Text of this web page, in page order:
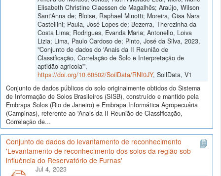
Elisabeth Christine Claessen de Magalhẽs; Araújo, Wilson
Sant'Anna de; Bloise, Raphael Minotti; Moreira, Gisa Nara
Castellini; Paula, José Lopes de; Bezerra, Therezinha da
Costa Lima; Rodrigues, Evanda Maria; Antonello, Loiva
Lizia; Lima, Paulo Cardoso de; Pinto, José da Silva, 2023,
"Conjunto de dados do 'Anais da II Reunião de
Classificação, Correlação de Solo e Interpretação de
aptidão agrícola'",
https://doi.org/10.60502/SoilData/RNI0JY, SoilData, V1
Conjunto de dados públicos do solo originalmente obtidos do Sistema
de Informação de Solos Brasileiros (SISB), construído e mantido pela
Embrapa Solos (Rio de Janeiro) e Embrapa Informática Agropecuária
(Campinas), referente ao 'Anais da II Reunião de Classificação,
Correlação de...
Conjunto de dados do levantamento de reconhecimento
'Levantamento de reconhecimento dos solos da região sob
influência do Reservatório de Furnas'
Jul 4, 2023